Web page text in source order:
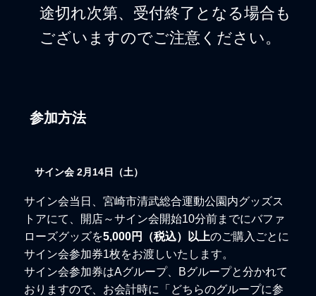
途切れ次第、受付終了となる場合も
ございますのでご注意ください。
参加方法
サイン会 2月14日（土）
サイン会当日、宮崎市清武総合運動公園内グッズス
トアにて、開店～サイン会開始10分前までにバファ
ローズグッズを5,000円（税込）以上のご購入ごとに
サイン会参加券1枚をお渡しいたします。
サイン会参加券はAグループ、Bグループと分かれて
おりますので、お会計時に「どちらのグループに参